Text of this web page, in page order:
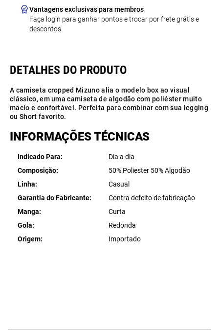
Vantagens exclusivas para membros
Faça login para ganhar pontos e trocar por frete grátis e
descontos.
A camiseta cropped Mizuno alia o modelo box ao visual
clássico, em uma camiseta de algodão com poliéster muito
macio e confortável. Perfeita para combinar com sua legging
ou Short favorito.
INFORMAÇÕES TÉCNICAS
Indicado Para
Dia a dia
Composição
50% Poliester 50% Algodão
Linha
Casual
Garantia do Fabricante
Contra defeito de fabricação
Manga
Curta
Gola
Redonda
Origem
Importado